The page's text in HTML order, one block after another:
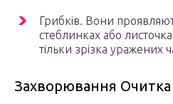
Грибків. Вони
стеблинках або
тільки зрізка уражених
Захворювання